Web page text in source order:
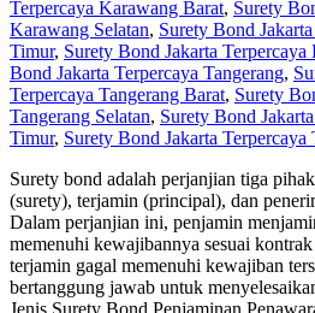
Terpercaya Karawang Barat, Surety
Karawang Selatan, Surety Bond
Timur, Surety Bond Jakarta
Bond Jakarta Terpercaya Tangerang,
Terpercaya Tangerang Barat, Surety
Tangerang Selatan, Surety Bond
Timur, Surety Bond Jakarta Terpercaya
Surety bond adalah perjanjian tiga
(surety), terjamin (principal), dan
Dalam perjanjian ini, penjamin
memenuhi kewajibannya sesuai
terjamin gagal memenuhi kewajiban
bertanggung jawab untuk
Jenis Surety Bond Penjaminan